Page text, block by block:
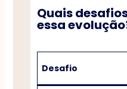
Quais
essa
Desafio